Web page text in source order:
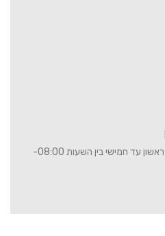
שעות הפעילות של בית המרקחת : בימי ראשון עד חמישי בין השעות 08:00-